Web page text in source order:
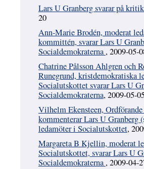
Lars U Granberg svarar på
20
Ann-Marie Brodén, moderat
kommittén, svarar Lars U
Socialdemokraterna , 2009-05-
Chatrine Pålsson Ahlgren och
Runegrund, kristdemokratiska
Socialutskottet svarar Lars U
Socialdemokraterna, 2009-05-
Vilhelm Ekensteen,
kommenterar Lars U Granberg
ledamöter i Socialutskottet,
Margareta B Kjellin, moderat
Socialutskottet, svarar Lars U
Socialdemokraterna , 2009-04-